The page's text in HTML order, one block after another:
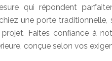
qui répondent
une porte traditionnelle,
Faites confiance à
conçue selon vos